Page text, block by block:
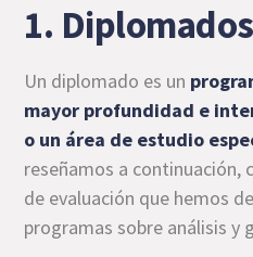
1. Diplomados
Un diplomado es un
mayor profundidad e
o un área de estudio
reseñamos a continuación,
de evaluación que hemos
programas sobre análisis y